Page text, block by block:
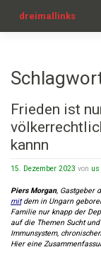
dreimallinks
Frieden ist
kannn
15. Dezember 2023 von us
Piers Morgan, Gastgeber
mitdemin Ungarn
Familie nur knapp der
auf die Themen Sucht
Immunsystem,
Hier eine